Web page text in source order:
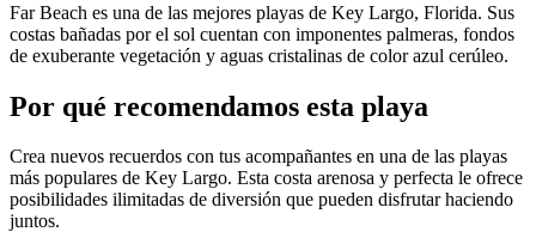
Far Beach es una de las mejores playas de Key Largo, Florida. Sus
costas bañadas por el sol cuentan con imponentes palmeras, fondos
de exuberante vegetación y aguas cristalinas de color azul cerúleo.
Por qué recomendamos esta playa
Crea nuevos recuerdos con tus acompañantes en una de las playas
más populares de Key Largo. Esta costa arenosa y perfecta le ofrece
posibilidades ilimitadas de diversión que pueden disfrutar haciendo
juntos.